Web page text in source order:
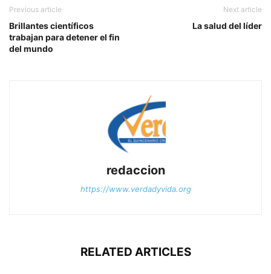
Previous article
Brillantes científicos
trabajan para detener el fin
del mundo
Next article
La salud del líder
redaccion
https://www.verdadyvida.org
RELATED ARTICLES